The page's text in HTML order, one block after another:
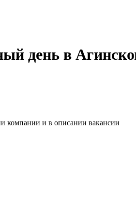
день в
компании и в описании вакансии